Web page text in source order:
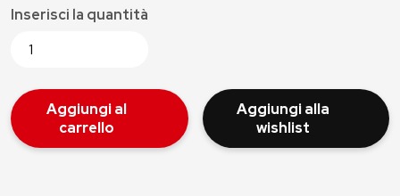
Inserisci la quantità
Aggiungi al
carrello
Aggiungi alla
wishlist